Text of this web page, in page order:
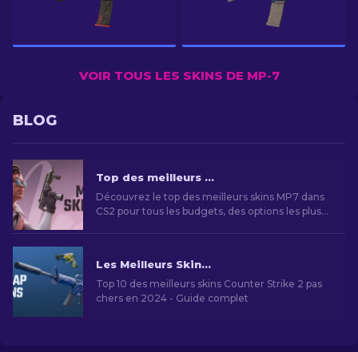
VOIR TOUS LES SKINS DE MP-7
BLOG
Top des meilleurs Skins MP7 de CS2 Pour tous les budgets [2026]
Découvrez le top des meilleurs skins MP7 dans
CS2 pour tous les budgets, des options les plus
Les Meilleurs Skins Bon Marché dans CS2 [2026]
Top 10 des meilleurs skins Counter Strike 2 pas
chers en 2024 - Guide complet